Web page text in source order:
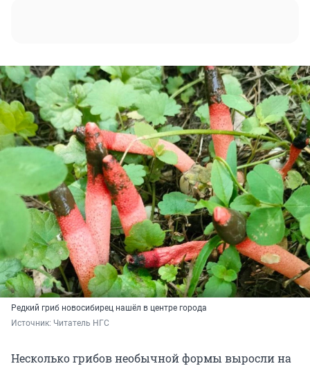
Редкий гриб новосибирец нашёл в центре города
Источник: Читатель НГС
Несколько грибов необычной формы выросли на